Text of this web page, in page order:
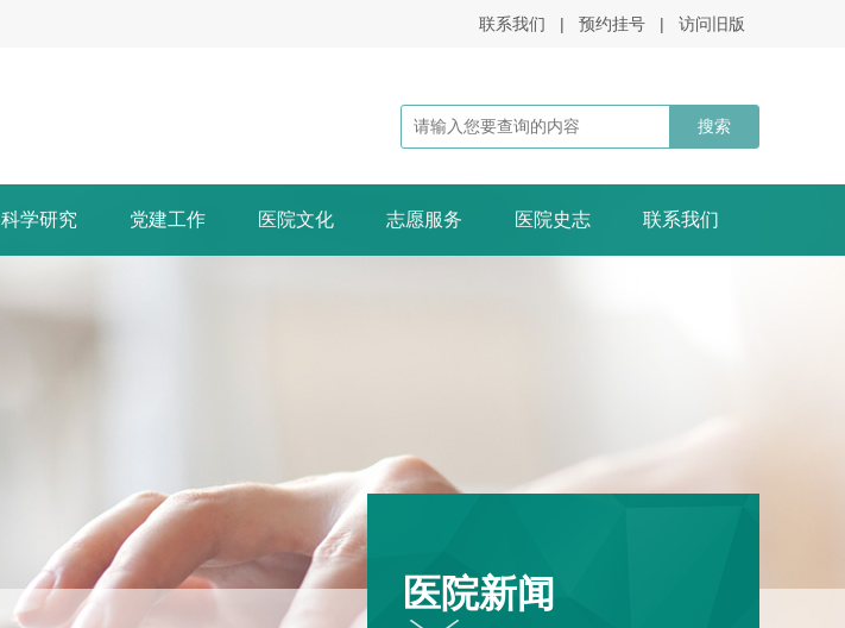
联系我们 | 预约挂号 | 访问旧版
科学研究 党建工作 医院文化 志愿服务 医院史志 联系我们
医院新闻